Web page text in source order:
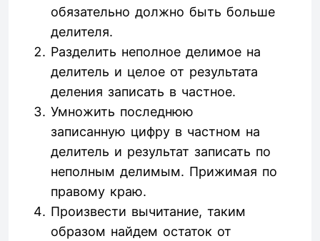
обязательно должно быть больше
делителя.
Разделить неполное делимое на
делитель и целое от результата
деления записать в частное.
Умножить последнюю
записанную цифру в частном на
делитель и результат записать по
неполным делимым. Прижимая по
правому краю.
Произвести вычитание, таким
образом найдем остаток от